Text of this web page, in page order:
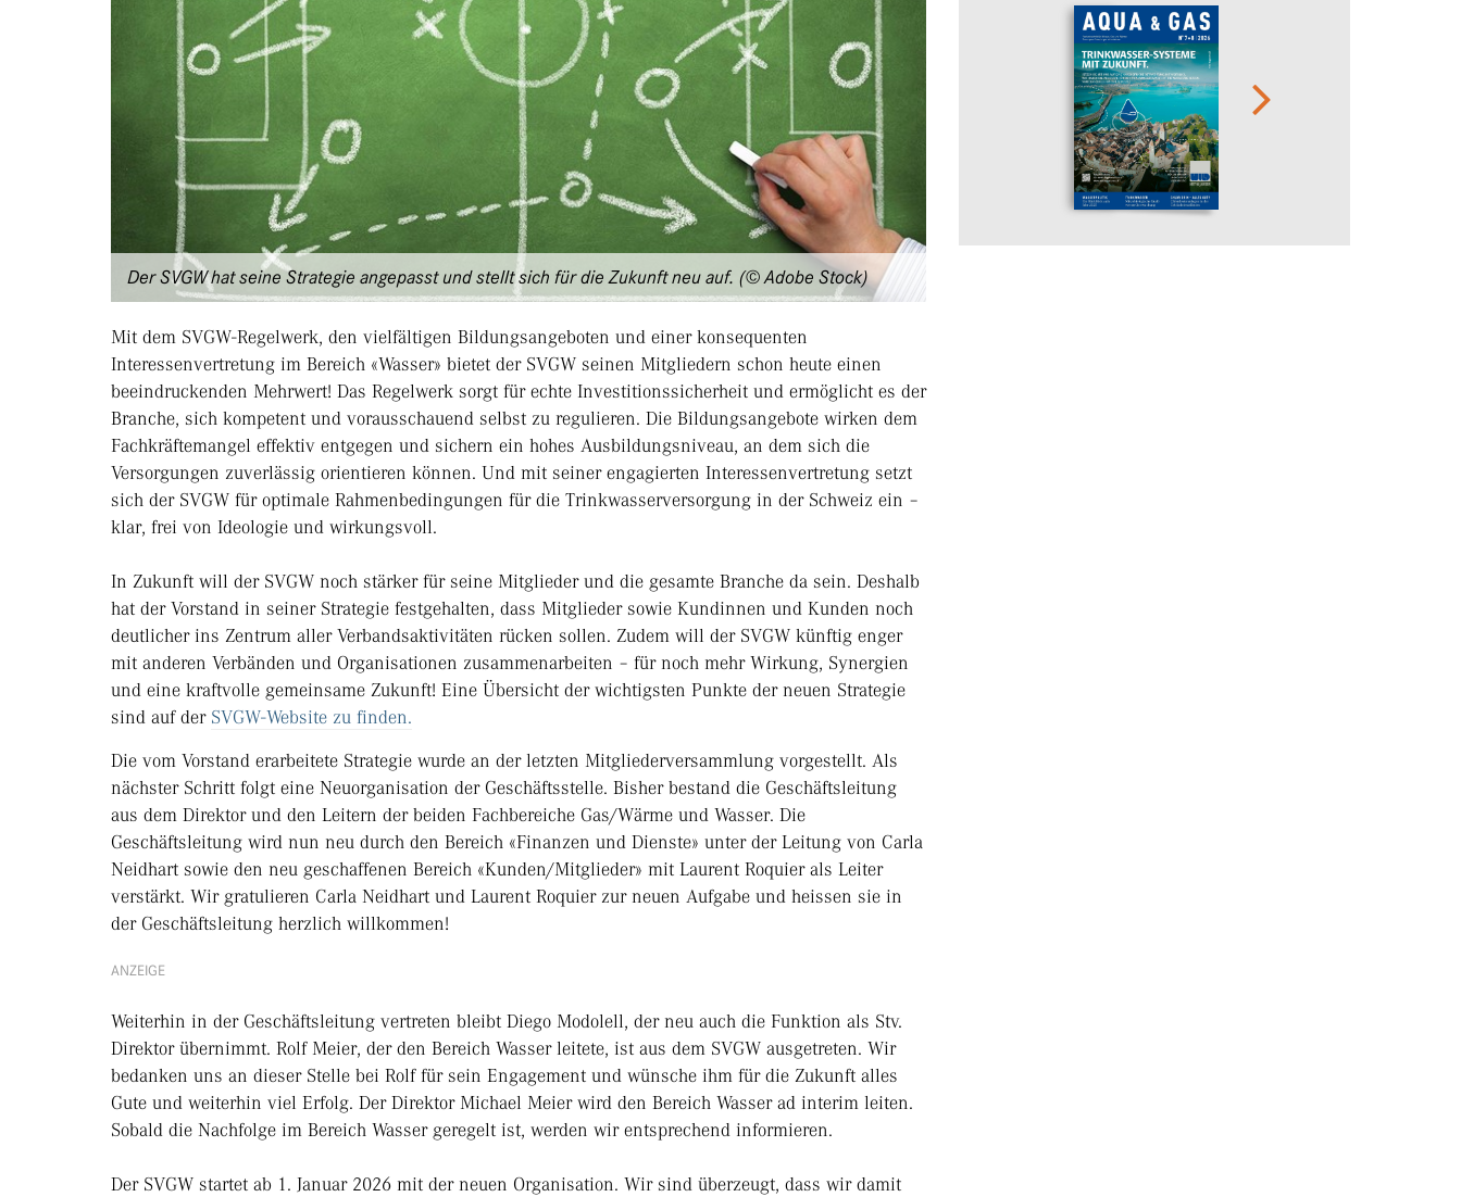
Der SVGW hat seine Strategie angepasst und stellt sich für die Zukunft neu auf. (© Adobe Stock)
Mit dem SVGW-Regelwerk, den vielfältigen Bildungsangeboten und einer konsequenten
Interessenvertretung im Bereich «Wasser» bietet der SVGW seinen Mitgliedern schon heute einen
beeindruckenden Mehrwert! Das Regelwerk sorgt für echte Investitionssicherheit und ermöglicht es der
Branche, sich kompetent und vorausschauend selbst zu regulieren. Die Bildungsangebote wirken dem
Fachkräftemangel effektiv entgegen und sichern ein hohes Ausbildungsniveau, an dem sich die
Versorgungen zuverlässig orientieren können. Und mit seiner engagierten Interessenvertretung setzt
sich der SVGW für optimale Rahmenbedingungen für die Trinkwasserversorgung in der Schweiz ein –
klar, frei von Ideologie und wirkungsvoll.
In Zukunft will der SVGW noch stärker für seine Mitglieder und die gesamte Branche da sein. Deshalb
hat der Vorstand in seiner Strategie festgehalten, dass Mitglieder sowie Kundinnen und Kunden noch
deutlicher ins Zentrum aller Verbandsaktivitäten rücken sollen. Zudem will der SVGW künftig enger
mit anderen Verbänden und Organisationen zusammenarbeiten – für noch mehr Wirkung, Synergien
und eine kraftvolle gemeinsame Zukunft! Eine Übersicht der wichtigsten Punkte der neuen Strategie
sind auf der SVGW-Website zu finden.
Die vom Vorstand erarbeitete Strategie wurde an der letzten Mitgliederversammlung vorgestellt. Als
nächster Schritt folgt eine Neuorganisation der Geschäftsstelle. Bisher bestand die Geschäftsleitung
aus dem Direktor und den Leitern der beiden Fachbereiche Gas/Wärme und Wasser. Die
Geschäftsleitung wird nun neu durch den Bereich «Finanzen und Dienste» unter der Leitung von Carla
Neidhart sowie den neu geschaffenen Bereich «Kunden/Mitglieder» mit Laurent Roquier als Leiter
verstärkt. Wir gratulieren Carla Neidhart und Laurent Roquier zur neuen Aufgabe und heissen sie in
der Geschäftsleitung herzlich willkommen!
ANZEIGE
Weiterhin in der Geschäftsleitung vertreten bleibt Diego Modolell, der neu auch die Funktion als Stv.
Direktor übernimmt. Rolf Meier, der den Bereich Wasser leitete, ist aus dem SVGW ausgetreten. Wir
bedanken uns an dieser Stelle bei Rolf für sein Engagement und wünsche ihm für die Zukunft alles
Gute und weiterhin viel Erfolg. Der Direktor Michael Meier wird den Bereich Wasser ad interim leiten.
Sobald die Nachfolge im Bereich Wasser geregelt ist, werden wir entsprechend informieren.
Der SVGW startet ab 1. Januar 2026 mit der neuen Organisation. Wir sind überzeugt, dass wir damit